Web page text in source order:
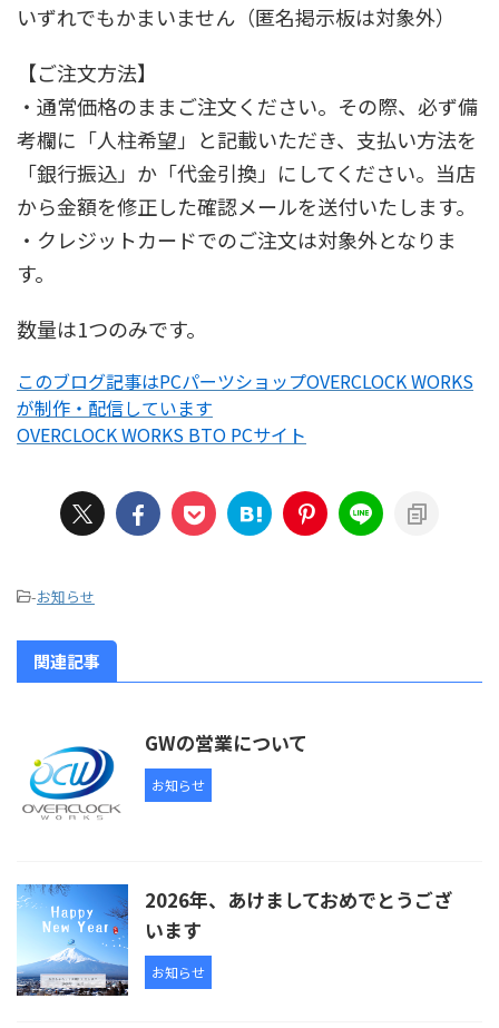
いずれでもかまいません（匿名掲示板は対象外）
【ご注文方法】
・通常価格のままご注文ください。その際、必ず備
考欄に「人柱希望」と記載いただき、支払い方法を
「銀行振込」か「代金引換」にしてください。当店
から金額を修正した確認メールを送付いたします。
・クレジットカードでのご注文は対象外となりま
す。
数量は1つのみです。
このブログ記事はPCパーツショップOVERCLOCK WORKS
が制作・配信しています
OVERCLOCK WORKS BTO PCサイト
-お知らせ
関連記事
GWの営業について
お知らせ
2026年、あけましておめでとうござ
います
お知らせ